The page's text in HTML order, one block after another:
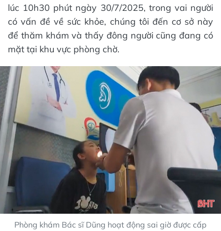
lúc 10h30 phút ngày 30/7/2025, trong vai người
có vấn đề về sức khỏe, chúng tôi đến cơ sở này
để thăm khám và thấy đông người cũng đang có
mặt tại khu vực phòng chờ.
Phòng khám Bác sĩ Dũng hoạt động sai giờ được cấp